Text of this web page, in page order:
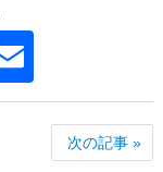
次の記事 »